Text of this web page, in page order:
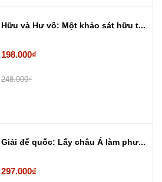
Hữu và Hư vô: Một khảo sát hữu t...
198.000₫
248.000₫
Giải đế quốc: Lấy châu Á làm phư...
297.000₫